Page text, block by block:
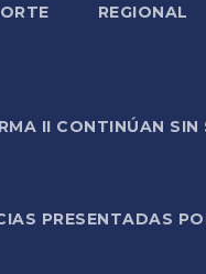
REGIONAL
II CONTINÚAN SIN
PRESENTADAS